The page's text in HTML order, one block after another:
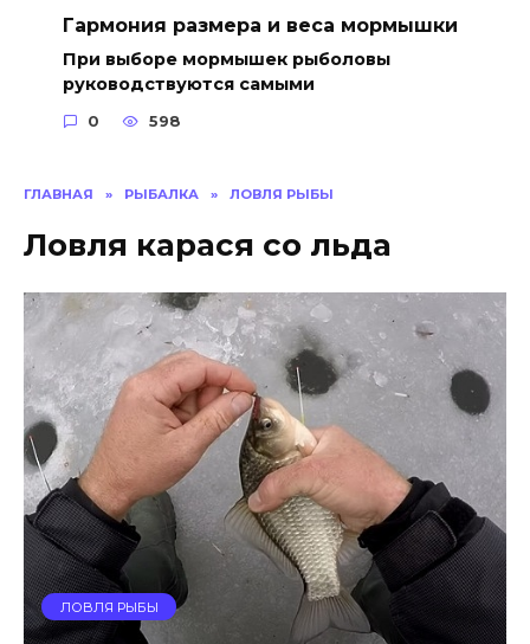
ГЛАВНАЯ » РЫБАЛКА » ЛОВЛЯ РЫБЫ
Ловля карася со льда
ЛОВЛЯ РЫБЫ
Гармония размера и веса мормышки
При выборе мормышек рыболовы
руководствуются самыми
0 598